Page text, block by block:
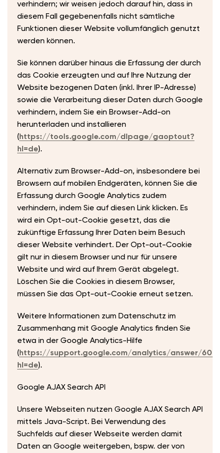
verhindern; wir weisen jedoch darauf hin, dass in
diesem Fall gegebenenfalls nicht sämtliche
Funktionen dieser Website vollumfänglich genutzt
werden können.
Sie können darüber hinaus die Erfassung der durch
das Cookie erzeugten und auf Ihre Nutzung der
Website bezogenen Daten (inkl. Ihrer IP-Adresse)
sowie die Verarbeitung dieser Daten durch Google
verhindern, indem Sie ein Browser-Add-on
herunterladen und installieren
(https://tools.google.com/dlpage/gaoptout?
hl=de).
Alternativ zum Browser-Add-on, insbesondere bei
Browsern auf mobilen Endgeräten, können Sie die
Erfassung durch Google Analytics zudem
verhindern, indem Sie auf diesen Link klicken. Es
wird ein Opt-out-Cookie gesetzt, das die
zukünftige Erfassung Ihrer Daten beim Besuch
dieser Website verhindert. Der Opt-out-Cookie
gilt nur in diesem Browser und nur für unsere
Website und wird auf Ihrem Gerät abgelegt.
Löschen Sie die Cookies in diesem Browser,
müssen Sie das Opt-out-Cookie erneut setzen.
Weitere Informationen zum Datenschutz im
Zusammenhang mit Google Analytics finden Sie
etwa in der Google Analytics-Hilfe
(https://support.google.com/analytics/answer/
hl=de).
Google AJAX Search API
Unsere Webseiten nutzen Google AJAX Search API
mittels Java-Script. Bei Verwendung des
Suchfelds auf dieser Webseite werden damit
Daten an Google weitergeben, bspw. der von